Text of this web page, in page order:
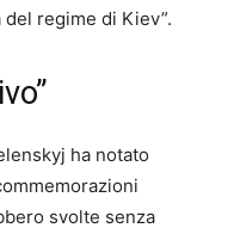
regime di Kiev”.
ha notato
svolte senza